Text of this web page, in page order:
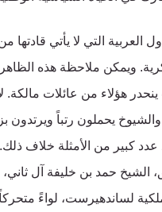
العربية التي لا يأتي
ويمكن ملاحظة هذه
هؤلاء من عائلات مالكة.
والشيوخ يحملون رتباً ويرتدون
عدد كبير من الأمثلة خلاف
الشيخ حمد بن خليفة آل
لساندهيرست، لواءً